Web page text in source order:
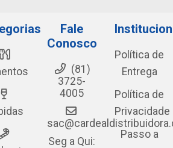
Fale
Conosco
(81)
3725-
4005
Seg a Qui:
Política de
Entrega
Política de
Privacidade
Passo a